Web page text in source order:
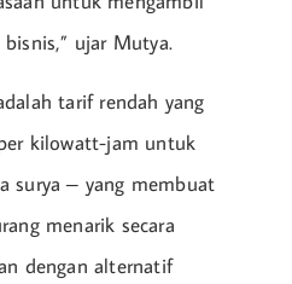
ujar Mutya.
tarif rendah yang
kilowatt-jam untuk
surya – yang membuat
menarik secara
dengan alternatif